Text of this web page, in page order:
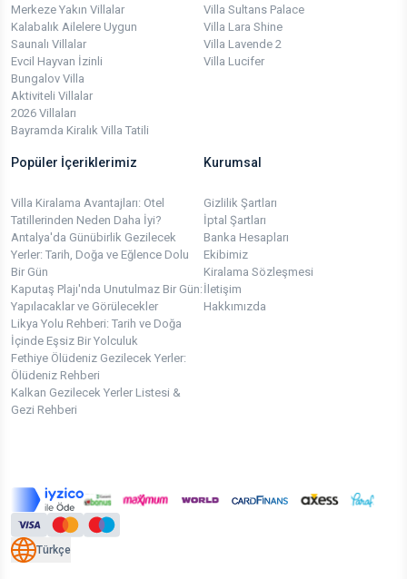
Merkeze Yakın Villalar
Kalabalık Ailelere Uygun
Saunalı Villalar
Evcil Hayvan İzinli
Bungalov Villa
Aktiviteli Villalar
2026 Villaları
Bayramda Kiralık Villa Tatili
Villa Sultans Palace
Villa Lara Shine
Villa Lavende 2
Villa Lucifer
Popüler İçeriklerimiz
Villa Kiralama Avantajları: Otel
Tatillerinden Neden Daha İyi?
Antalya'da Günübirlik Gezilecek
Yerler: Tarih, Doğa ve Eğlence Dolu
Bir Gün
Kaputaş Plajı'nda Unutulmaz Bir Gün:
Yapılacaklar ve Görülecekler
Likya Yolu Rehberi: Tarih ve Doğa
İçinde Eşsiz Bir Yolculuk
Fethiye Ölüdeniz Gezilecek Yerler:
Ölüdeniz Rehberi
Kalkan Gezilecek Yerler Listesi &
Gezi Rehberi
Kurumsal
Gizlilik Şartları
İptal Şartları
Banka Hesapları
Ekibimiz
Kiralama Sözleşmesi
İletişim
Hakkımızda
Türkçe